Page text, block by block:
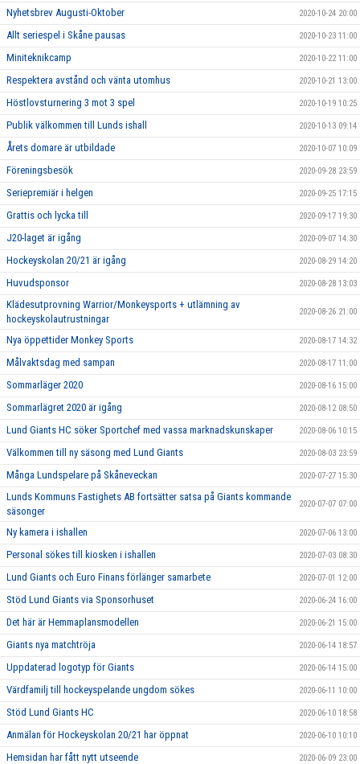
Nyhetsbrev Augusti-Oktober 2020-10-24 20:00
Allt seriespel i Skåne pausas 2020-10-23 11:00
Miniteknikcamp 2020-10-22 11:00
Respektera avstånd och vänta utomhus 2020-10-21 13:00
Höstlovsturnering 3 mot 3 spel 2020-10-19 10:25
Publik välkommen till Lunds ishall 2020-10-13 09:14
Årets domare är utbildade 2020-10-07 10:09
Föreningsbesök 2020-09-28 23:59
Seriepremiär i helgen 2020-09-25 17:15
Grattis och lycka till 2020-09-17 19:30
J20-laget är igång 2020-09-07 14:30
Hockeyskolan 20/21 är igång 2020-08-29 14:20
Huvudsponsor 2020-08-28 13:03
Klädesutprovning Warrior/Monkeysports + utlämning av
hockeyskolautrustningar
2020-08-26 21:00
Nya öppettider Monkey Sports 2020-08-17 14:32
Målvaktsdag med sampan 2020-08-17 11:00
Sommarläger 2020 2020-08-16 15:00
Sommarlägret 2020 är igång 2020-08-12 08:50
Lund Giants HC söker Sportchef med vassa marknadskunskaper 2020-08-06 10:15
Välkommen till ny säsong med Lund Giants 2020-08-03 23:59
Många Lundspelare på Skåneveckan 2020-07-27 15:30
Lunds Kommuns Fastighets AB fortsätter satsa på Giants kommande
säsonger
2020-07-07 07:00
Ny kamera i ishallen 2020-07-06 13:00
Personal sökes till kiosken i ishallen 2020-07-03 08:30
Lund Giants och Euro Finans förlänger samarbete 2020-07-01 12:00
Stöd Lund Giants via Sponsorhuset 2020-06-24 16:00
Det här är Hemmaplansmodellen 2020-06-21 15:00
Giants nya matchtröja 2020-06-14 18:57
Uppdaterad logotyp för Giants 2020-06-14 15:00
Värdfamilj till hockeyspelande ungdom sökes 2020-06-11 10:00
Stöd Lund Giants HC 2020-06-10 18:58
Anmälan för Hockeyskolan 20/21 har öppnat 2020-06-10 10:10
Hemsidan har fått nytt utseende 2020-06-09 23:00